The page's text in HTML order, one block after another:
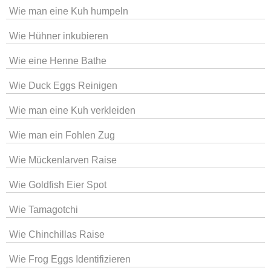
Wie man eine Kuh humpeln
Wie Hühner inkubieren
Wie eine Henne Bathe
Wie Duck Eggs Reinigen
Wie man eine Kuh verkleiden
Wie man ein Fohlen Zug
Wie Mückenlarven Raise
Wie Goldfish Eier Spot
Wie Tamagotchi
Wie Chinchillas Raise
Wie Frog Eggs Identifizieren